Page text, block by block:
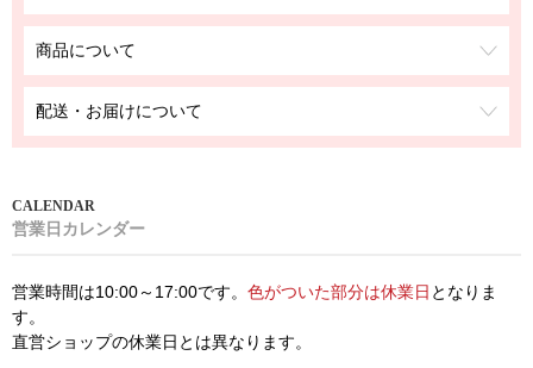
商品について
配送・お届けについて
営業日カレンダー
営業時間は10:00～17:00です。 色がついた部分は休業日 となりま
す。
直営ショップの休業日とは異なります。